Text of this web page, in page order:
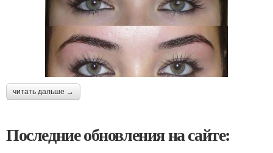
читать дальше →
Последние обновления на сайте: